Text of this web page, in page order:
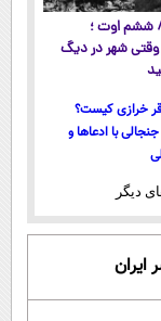
ساعت ۸:۱۵ ششم اوت ؛
وقتی شهر در دیگ
خرازی کیست؟
با ادعاها و
دیگر
ایران